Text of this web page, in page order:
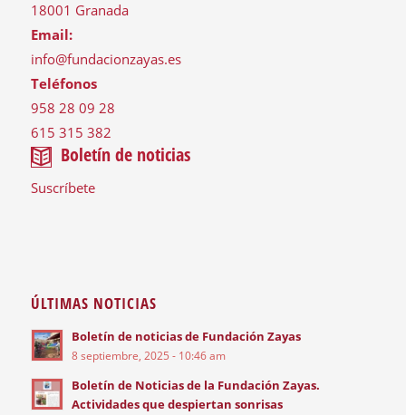
18001 Granada
Email:
info@fundacionzayas.es
Teléfonos
958 28 09 28
615 315 382
Boletín de noticias
Suscríbete
ÚLTIMAS NOTICIAS
Boletín de noticias de Fundación Zayas
8 septiembre, 2025 - 10:46 am
Boletín de Noticias de la Fundación Zayas.
Actividades que despiertan sonrisas